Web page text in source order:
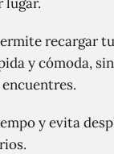
recargar
y cómoda,
y evita